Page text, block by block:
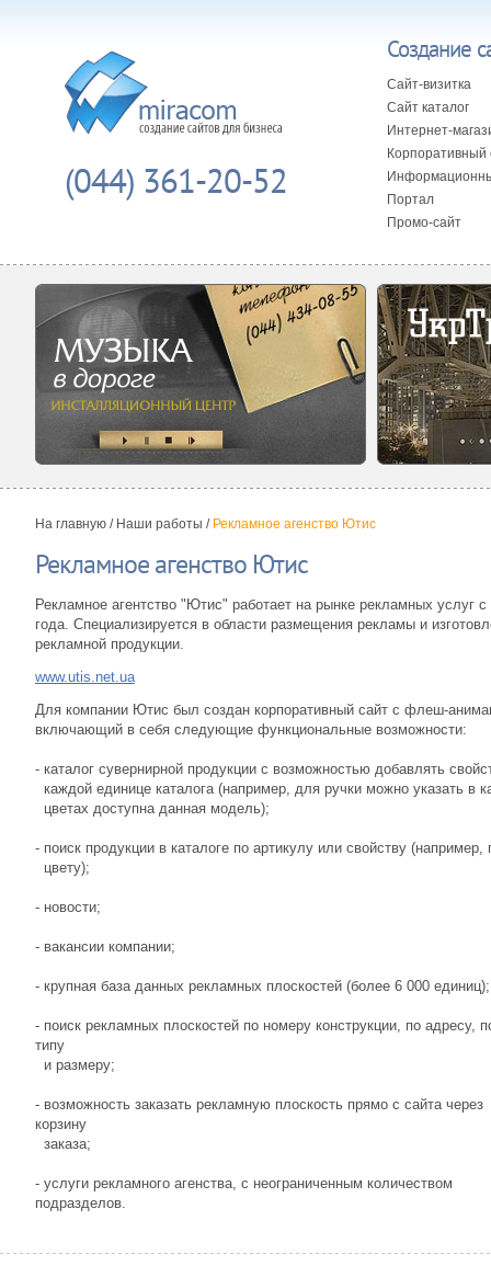
(044) 361-20-52
Создание
Сайт-визитка
Сайт каталог
Интернет-
Корпоративный
Портал
Промо-сайт
На главную / Наши работы / Рекламное агенство Ютис
Рекламное агенство Ютис
Рекламное агентство "Ютис" работает на рынке рекламных услуг с
года. Специализируется в области размещения рекламы и
рекламной продукции.
www.utis.net.ua
Для компании Ютис был создан корпоративный сайт с флеш-
включающий в себя следующие функциональные возможности:
- каталог сувернирной продукции с возможностью добавлять
каждой единице каталога (например, для ручки можно указать в
цветах доступна данная модель);
- поиск продукции в каталоге по артикулу или свойству (например,
цвету);
- новости;
- вакансии компании;
- крупная база данных рекламных плоскостей (более 6 000 единиц);
- поиск рекламных плоскостей по номеру конструкции, по адресу,
типу
и размеру;
- возможность заказать рекламную плоскость прямо с сайта через
корзину
заказа;
- услуги рекламного агенства, с неограниченным количеством
подразделов.